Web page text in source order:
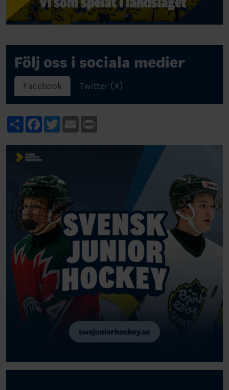
Följ oss i sociala medier
Facebook Twitter (X)
ShareFacebook
TwitterEmail